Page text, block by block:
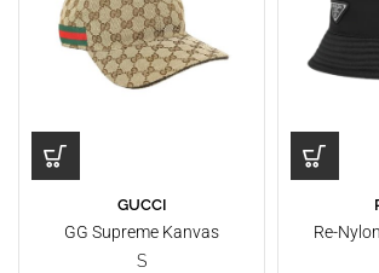
GUCCI
GG Supreme Kanvas
Baseball Şapkası
S
Re-